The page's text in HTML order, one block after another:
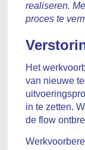
realiseren.
proces te
Het
van nieuwe
in te zetten.
de flow